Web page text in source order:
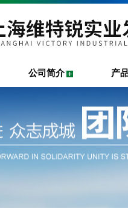
公司简介 产